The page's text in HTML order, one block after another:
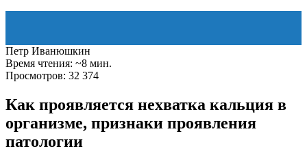
Петр Иванюшкин
Время чтения: ~8 мин.
Просмотров: 32 374
Как проявляется нехватка кальция в
организме, признаки проявления
патологии